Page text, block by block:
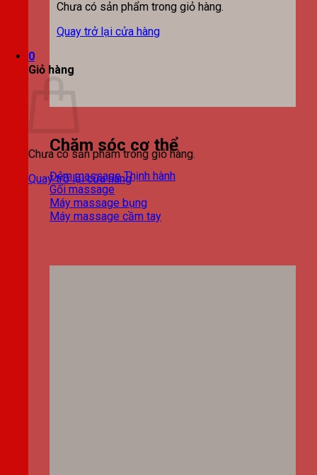
Chưa có sản phẩm trong giỏ hàng.
Quay trở lại cửa hàng
0
Giỏ hàng
Chưa có sản phẩm trong giỏ hàng.
Quay trở lại cửa hàng
Chăm sóc cơ thể
Đệm massage
Gối massage
Máy massage bụng
Máy massage cầm tay